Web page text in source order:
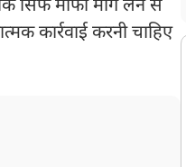
सिर्फ माफी मांग लेने से
कार्रवाई करनी चाहिए